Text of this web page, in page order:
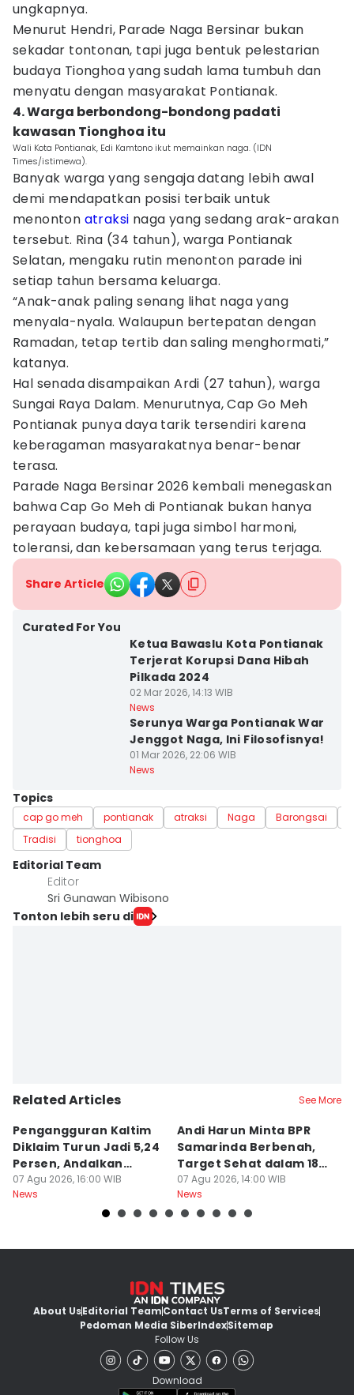
ungkapnya.
Menurut Hendri, Parade Naga Bersinar bukan
sekadar tontonan, tapi juga bentuk pelestarian
budaya Tionghoa yang sudah lama tumbuh dan
menyatu dengan masyarakat Pontianak.
4. Warga berbondong-bondong padati
kawasan Tionghoa itu
Wali Kota Pontianak, Edi Kamtono ikut memainkan naga. (IDN
Times/istimewa).
Banyak warga yang sengaja datang lebih awal
demi mendapatkan posisi terbaik untuk
menonton atraksi naga yang sedang arak-arakan
tersebut. Rina (34 tahun), warga Pontianak
Selatan, mengaku rutin menonton parade ini
setiap tahun bersama keluarga.
“Anak-anak paling senang lihat naga yang
menyala-nyala. Walaupun bertepatan dengan
Ramadan, tetap tertib dan saling menghormati,”
katanya.
Hal senada disampaikan Ardi (27 tahun), warga
Sungai Raya Dalam. Menurutnya, Cap Go Meh
Pontianak punya daya tarik tersendiri karena
keberagaman masyarakatnya benar-benar
terasa.
Parade Naga Bersinar 2026 kembali menegaskan
bahwa Cap Go Meh di Pontianak bukan hanya
perayaan budaya, tapi juga simbol harmoni,
toleransi, dan kebersamaan yang terus terjaga.
Share Article
Curated For You
Ketua Bawaslu Kota Pontianak
Terjerat Korupsi Dana Hibah
Pilkada 2024
02 Mar 2026, 14:13 WIB
News
Serunya Warga Pontianak War
Jenggot Naga, Ini Filosofisnya!
01 Mar 2026, 22:06 WIB
News
Topics
cap go meh pontianak atraksi Naga Barongsai
Tradisi
tionghoa
Editorial Team
Editor
Sri Gunawan Wibisono
Tonton lebih seru di
Related Articles See More
Pengangguran Kaltim
Diklaim Turun Jadi 5,24
Persen, Andalkan
Pertanian
07 Agu 2026, 16:00 WIB
News
Andi Harun Minta BPR
Samarinda Berbenah,
Target Sehat dalam 18
Bulan
07 Agu 2026, 14:00 WIB
News
About UsEditorial TeamContact UsTerms of Services
Pedoman Media SiberIndexSitemap
Follow Us
Download